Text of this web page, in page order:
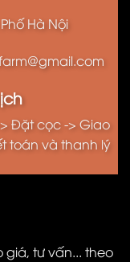
Hà Nội
Đặt cọc -> Giao
toán và thanh lý
tư vấn... theo